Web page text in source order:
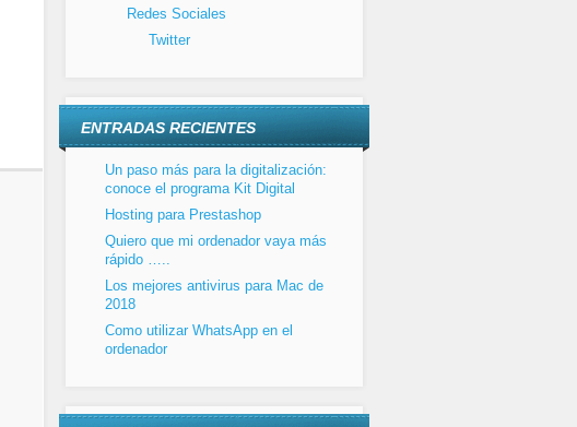
Redes Sociales
Twitter
ENTRADAS RECIENTES
Un paso más para la digitalización:
conoce el programa Kit Digital
Hosting para Prestashop
Quiero que mi ordenador vaya más
rápido …..
Los mejores antivirus para Mac de
2018
Como utilizar WhatsApp en el
ordenador